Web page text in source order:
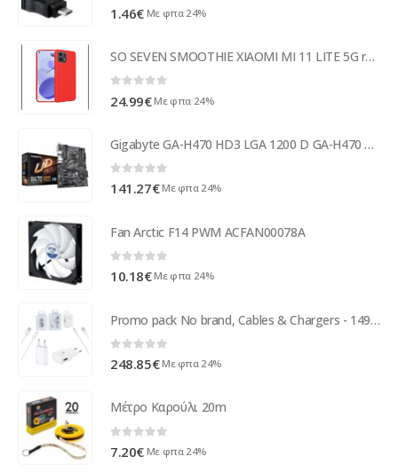
1.46€ Με φπα 24%
SO SEVEN SMOOTHIE XIAOMI MI 11 LITE 5G red backcover
24.99€ Με φπα 24%
Gigabyte GA-H470 HD3 LGA 1200 D GA-H470 HD3
0 out of 5
141.27€ Με φπα 24%
Fan Arctic F14 PWM ACFAN00078A
0 out of 5
10.18€ Με φπα 24%
Promo pack No brand, Cables & Chargers - 14985
0 out of 5
248.85€ Με φπα 24%
Μέτρο Καρούλι 20m
0out of 5
7.20€ Με φπα 24%